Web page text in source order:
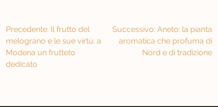
Navigazione
articoli
Precedente: Il frutto del
melograno e le sue virtù: a
Modena un frutteto
dedicato
Successivo: Aneto: la pianta
aromatica che profuma di
Nord e di tradizione